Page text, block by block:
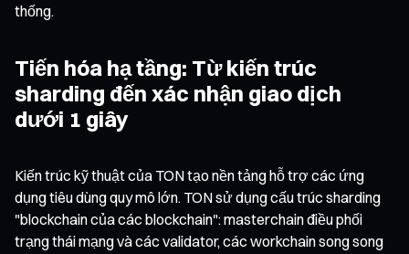
thống.
Tiến hóa hạ tầng: Từ kiến trúc
sharding đến xác nhận giao dịch
dưới 1 giây
Kiến trúc kỹ thuật của TON tạo nền tảng hỗ trợ các ứng
dụng tiêu dùng quy mô lớn. TON sử dụng cấu trúc sharding
"blockchain của các blockchain": masterchain điều phối
trạng thái mạng và các validator, các workchain song song